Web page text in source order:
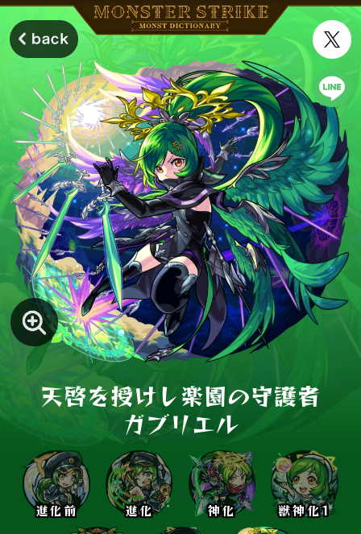
天啓を授けし楽園の守護者
ガブリエル
進化前 進化 神化 獣神化1